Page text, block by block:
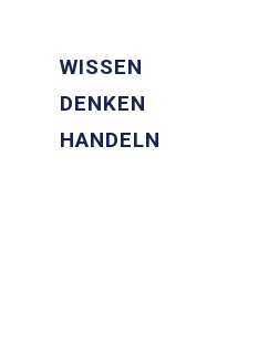
WISSEN
DENKEN
HANDELN